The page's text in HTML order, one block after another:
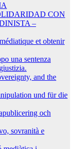
CON
–
et obtenir
una sentenza
and the
und für die
och
sovranità e